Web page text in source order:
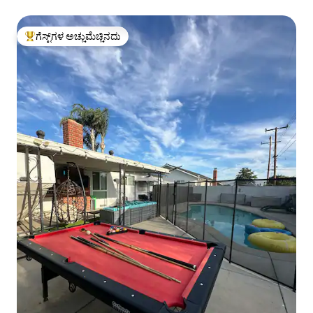
ಗೆಸ್ಟ್‌ಗಳಿಗೆ ಅತಿ ಹೆಚ್ಚು ಅಚ್ಚುಮೆಚ್ಚಿನದು
ಗೆಸ್ಟ್‌ಗಳ ಅಚ್ಚುಮೆಚ್ಚಿನದು